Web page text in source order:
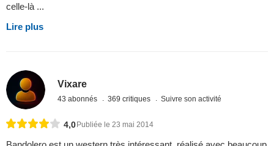
celle-là ...
Lire plus
Vixare
43 abonnés 369 critiques Suivre son activité
4,0 Publiée le 23 mai 2014